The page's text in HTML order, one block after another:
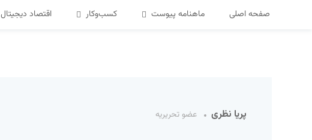
صفحه اصلی ماهنامه پیوست کسب‌و‌کار اقتصاد دیجیتال
پریا نظری عضو تحریریه